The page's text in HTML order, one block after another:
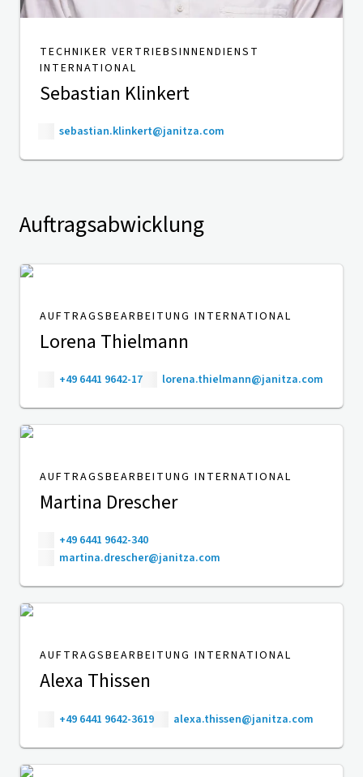
TECHNIKER VERTRIEBSINNENDIENST
INTERNATIONAL
Sebastian Klinkert
sebastian.klinkert@janitza.com
Auftragsabwicklung
AUFTRAGSBEARBEITUNG INTERNATIONAL
Lorena Thielmann
+49 6441 9642-17 lorena.thielmann@janitza.com
AUFTRAGSBEARBEITUNG INTERNATIONAL
Martina Drescher
+49 6441 9642-340
martina.drescher@janitza.com
AUFTRAGSBEARBEITUNG INTERNATIONAL
Alexa Thissen
+49 6441 9642-3619 alexa.thissen@janitza.com